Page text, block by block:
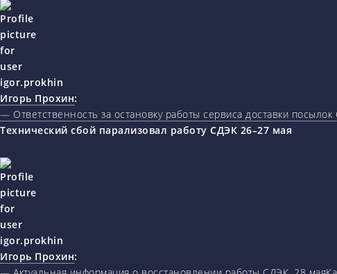
Игорь Прохин:
— Ответственность за остановку работы сервиса доставки
Технический сбой парализовал работу СДЭК 26–27 мая
Игорь Прохин: